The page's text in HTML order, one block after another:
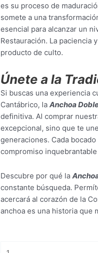
es su proceso de
somete a una
esencial para alcanzar un
Restauración. La paciencia
producto de culto.
Únete a la
Si buscas una experiencia
Cantábrico, la Anchoa
definitiva. Al comprar
excepcional, sino que te
generaciones. Cada
compromiso
Descubre por qué la
constante búsqueda.
acercará al corazón de la
anchoa es una historia que